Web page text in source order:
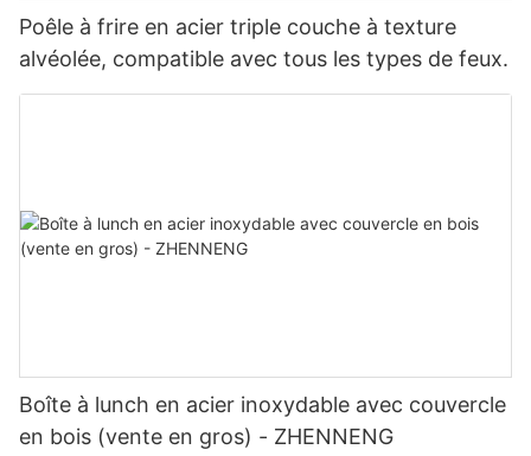
Poêle à frire en acier triple couche à texture
alvéolée, compatible avec tous les types de feux.
Boîte à lunch en acier inoxydable avec couvercle
en bois (vente en gros) - ZHENNENG